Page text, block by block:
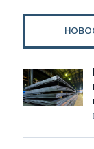
Немецкая
сталелитейная